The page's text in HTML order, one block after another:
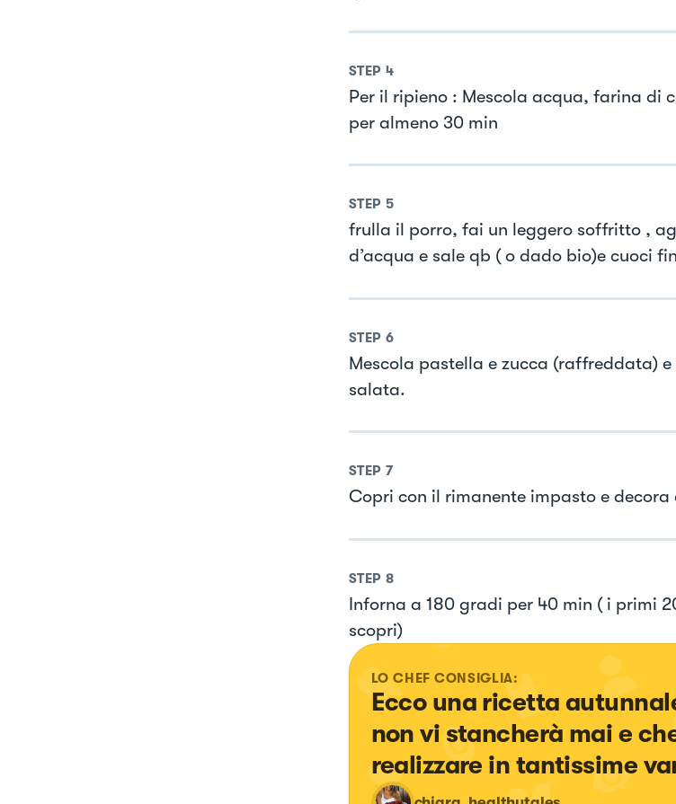
STEP 4
Per il ripieno : Mescola acqua, farina di
per almeno 30 min
STEP 5
frulla il porro, fai un leggero soffritto ,
d’acqua e sale qb ( o dado bio)e cuoci
STEP 6
Mescola pastella e zucca (raffreddata)
salata.
STEP 7
Copri con il rimanente impasto e
STEP 8
Inforna a 180 gradi per 40 min ( i primi
scopri)
LO CHEF CONSIGLIA:
Ecco una ricetta
non vi stancherà mai e
realizzare in tantissime